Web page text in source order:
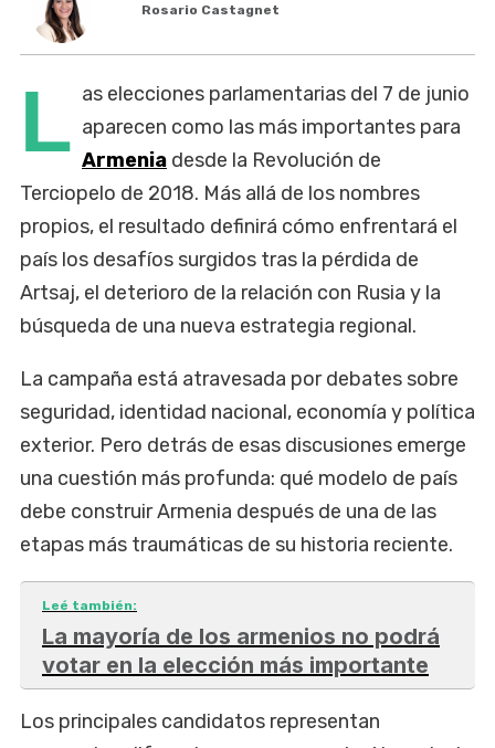
Rosario Castagnet
L as elecciones parlamentarias del 7 de junio
aparecen como las más importantes para
Armenia desde la Revolución de
Terciopelo de 2018. Más allá de los nombres
propios, el resultado definirá cómo enfrentará el
país los desafíos surgidos tras la pérdida de
Artsaj, el deterioro de la relación con Rusia y la
búsqueda de una nueva estrategia regional.
La campaña está atravesada por debates sobre
seguridad, identidad nacional, economía y política
exterior. Pero detrás de esas discusiones emerge
una cuestión más profunda: qué modelo de país
debe construir Armenia después de una de las
etapas más traumáticas de su historia reciente.
Leé también:
La mayoría de los armenios no podrá
votar en la elección más importante
Los principales candidatos representan